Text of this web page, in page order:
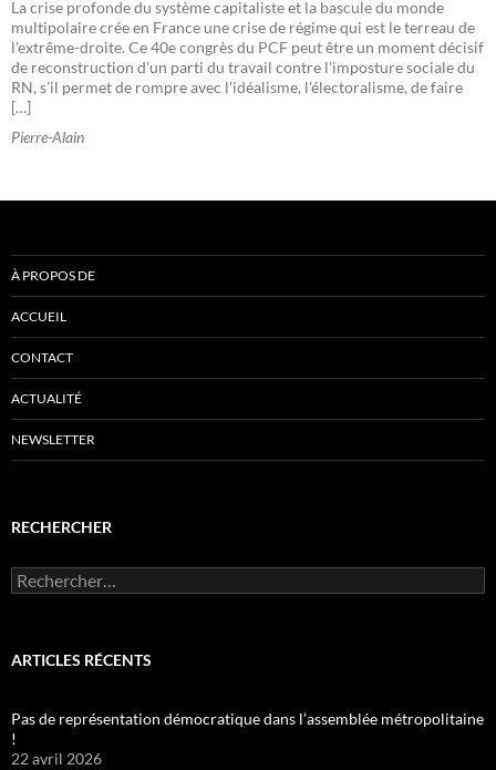
La crise profonde du système capitaliste et la bascule du monde
multipolaire crée en France une crise de régime qui est le terreau de
l'extrême-droite. Ce 40e congrès du PCF peut être un moment décisif
de reconstruction d'un parti du travail contre l'imposture sociale du
RN, s'il permet de rompre avec l'idéalisme, l'électoralisme, de faire
[…]
Pierre-Alain
À PROPOS DE
ACCUEIL
CONTACT
ACTUALITÉ
NEWSLETTER
RECHERCHER
Rechercher :
ARTICLES RÉCENTS
Pas de représentation démocratique dans l’assemblée métropolitaine
!
22 avril 2026